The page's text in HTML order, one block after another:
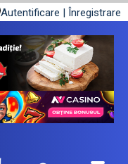
Autentificare | Înregistrare